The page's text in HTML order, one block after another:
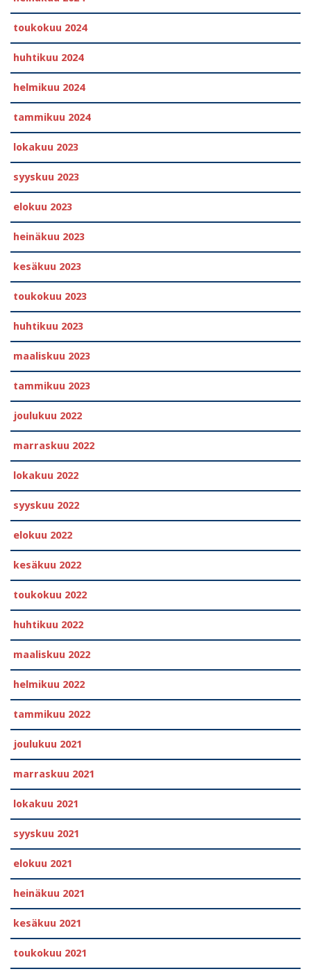
toukokuu 2024
huhtikuu 2024
helmikuu 2024
tammikuu 2024
lokakuu 2023
syyskuu 2023
elokuu 2023
heinäkuu 2023
kesäkuu 2023
toukokuu 2023
huhtikuu 2023
maaliskuu 2023
tammikuu 2023
joulukuu 2022
marraskuu 2022
lokakuu 2022
syyskuu 2022
elokuu 2022
kesäkuu 2022
toukokuu 2022
huhtikuu 2022
maaliskuu 2022
helmikuu 2022
tammikuu 2022
joulukuu 2021
marraskuu 2021
lokakuu 2021
syyskuu 2021
elokuu 2021
heinäkuu 2021
kesäkuu 2021
toukokuu 2021